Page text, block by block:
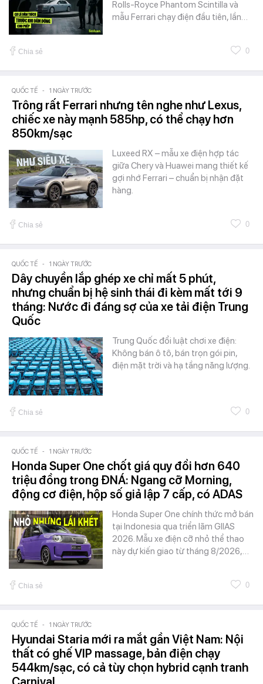
Rolls-Royce Phantom Scintilla và
mẫu Ferrari chạy điện đầu tiên, lần…
Chia sẻ 0
QUỐC TẾ - 1 NGÀY TRƯỚC
Trông rất Ferrari nhưng tên nghe như Lexus,
chiếc xe này mạnh 585hp, có thể chạy hơn
850km/sạc
Luxeed RX – mẫu xe điện hợp tác
giữa Chery và Huawei mang thiết kế
gợi nhớ Ferrari – chuẩn bị nhận đặt
hàng.
Chia sẻ 0
QUỐC TẾ - 1 NGÀY TRƯỚC
Dây chuyền lắp ghép xe chỉ mất 5 phút,
nhưng chuẩn bị hệ sinh thái đi kèm mất tới 9
tháng: Nước đi đáng sợ của xe tải điện Trung
Quốc
Trung Quốc đổi luật chơi xe điện:
Không bán ô tô, bán trọn gói pin,
điện mặt trời và hạ tầng năng lượng.
Chia sẻ 0
QUỐC TẾ - 1 NGÀY TRƯỚC
Honda Super One chốt giá quy đổi hơn 640
triệu đồng trong ĐNÁ: Ngang cỡ Morning,
động cơ điện, hộp số giả lập 7 cấp, có ADAS
Honda Super One chính thức mở bán
tại Indonesia qua triển lãm GIIAS
2026. Mẫu xe điện cỡ nhỏ thể thao
này dự kiến giao từ tháng 8/2026,…
Chia sẻ 0
QUỐC TẾ - 1 NGÀY TRƯỚC
Hyundai Staria mới ra mắt gần Việt Nam: Nội
thất có ghế VIP massage, bản điện chạy
544km/sạc, có cả tùy chọn hybrid cạnh tranh